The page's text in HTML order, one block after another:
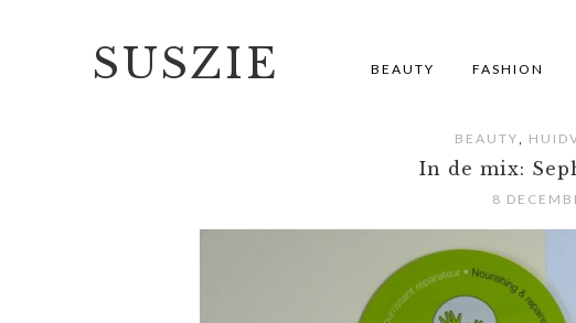
SUSZIE BEAUTY FASHION
BEAUTY ,
In de mix:
8